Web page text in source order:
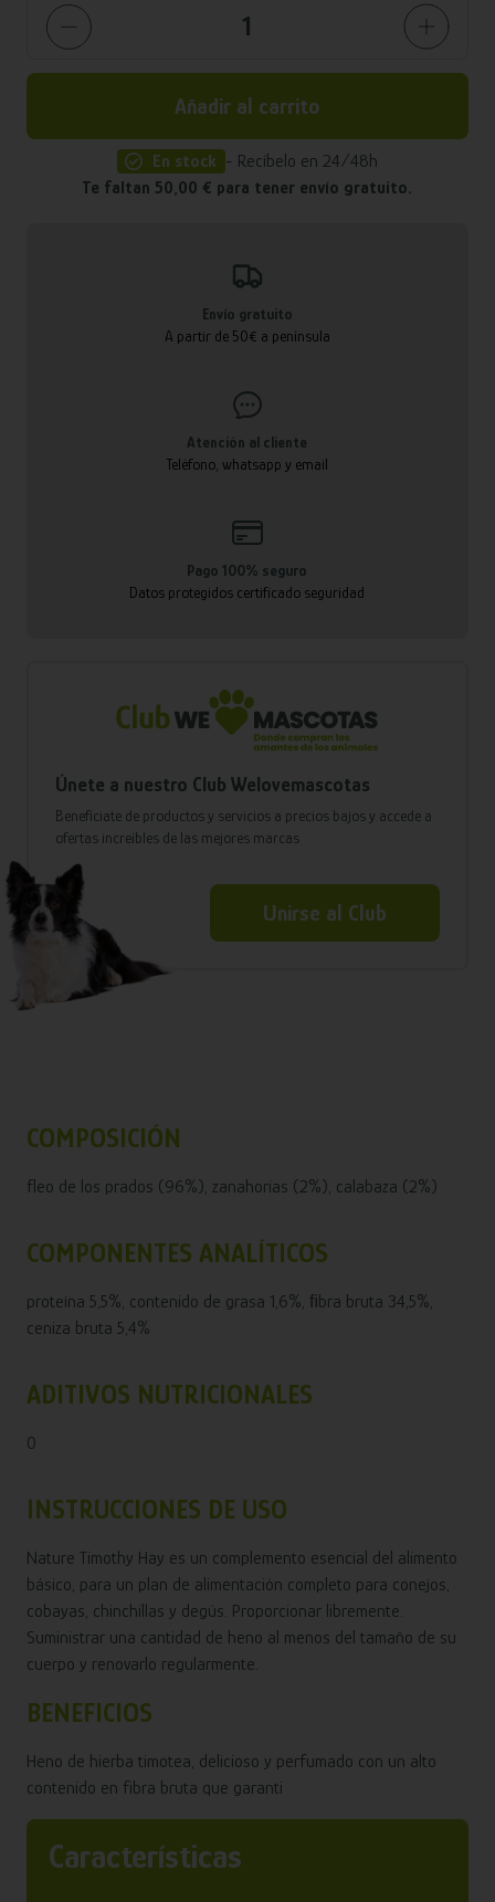
Añadir al carrito
En stock - Recíbelo en 24/48h
Te faltan 50,00 € para tener envío gratuito.
Envío gratuito
A partir de 50€ a península
Atención al cliente
Teléfono, whatsapp y email
Pago 100% seguro
Datos protegidos certificado seguridad
Únete a nuestro Club Welovemascotas
Benefíciate de productos y servicios a precios bajos y accede a
ofertas increíbles de las mejores marcas
Unirse al Club
COMPOSICIÓN
fleo de los prados (96%), zanahorias (2%), calabaza (2%)
COMPONENTES ANALÍTICOS
proteína 5,5%, contenido de grasa 1,6%, ﬁbra bruta 34,5%,
ceniza bruta 5,4%
ADITIVOS NUTRICIONALES
0
INSTRUCCIONES DE USO
Nature Timothy Hay es un complemento esencial del alimento
básico, para un plan de alimentación completo para conejos,
cobayas, chinchillas y degús. Proporcionar libremente.
Suministrar una cantidad de heno al menos del tamaño de su
cuerpo y renovarlo regularmente.
BENEFICIOS
Heno de hierba timotea, delicioso y perfumado con un alto
contenido en fibra bruta que garanti
Características